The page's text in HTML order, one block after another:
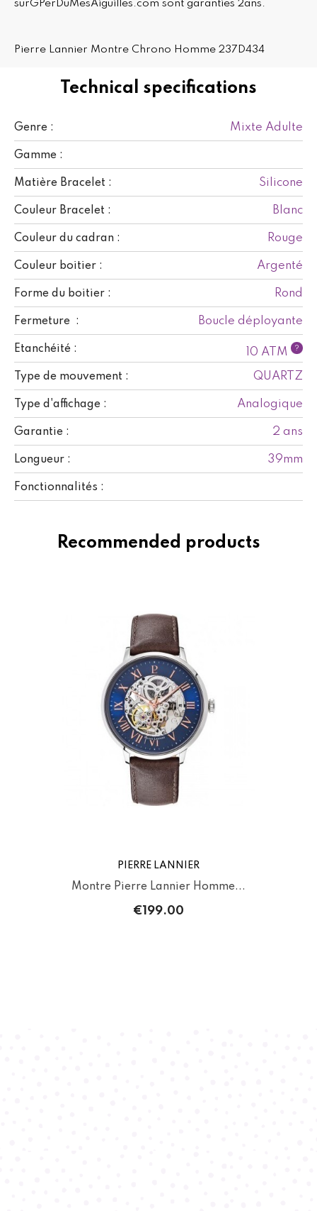
Technical specifications
Genre : Mixte Adulte
Gamme :
Matière Bracelet : Silicone
Couleur Bracelet : Blanc
Couleur du cadran : Rouge
Couleur boitier : Argenté
Forme du boitier : Rond
Fermeture : Boucle déployante
Etanchéité : 10 ATM ?
Type de mouvement : QUARTZ
Type d'affichage : Analogique
Garantie : 2 ans
Longueur : 39mm
Fonctionnalités :
surGPerDuMesAiguilles.com sont garanties 2ans.
Pierre Lannier Montre Chrono Homme 237D434
Recommended products
PIERRE LANNIER
Montre Pierre Lannier Homme...
€199.00